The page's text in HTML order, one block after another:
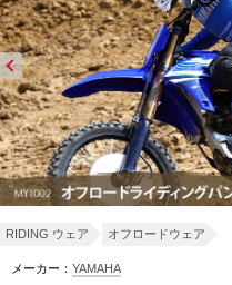
RIDING ウェア オフロードウェア
メーカー： YAMAHA